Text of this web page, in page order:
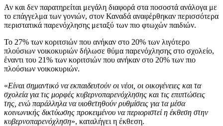
Αν και δεν παρατηρείται μεγάλη διαφορά στα ποσοστά ανάλογα με
το επάγγελμα των γονιών, στον Καναδά αναφέρθηκαν περισσότερα
περιστατικά παρενόχλησης μεταξύ των πιο φτωχών παιδιών.
Το 27% των κοριτσιών που ανήκαν στο 20% των λιγότερο
πλούσιων νοικοκυριών δήλωσε θύμα παρενόχλησης στο σχολείο,
έναντι του 21% των κοριτσιών που ανήκαν στο 20% των πιο
πλούσιων νοικοκυριών.
«Είναι σημαντικό να εκπαιδευτούν οι νέοι, οι οικογένειες και τα
σχολεία για τις μορφές κυβερνοπαρενόχλησης και τις επιπτώσεις
της, ενώ παράλληλα να υιοθετηθούν ρυθμίσεις για τα μέσα
κοινωνικής δικτύωσης προκειμένου να περιοριστεί η έκθεση στην
κυβερνοπαρενόχληση», καταλήγει η έκθεση.